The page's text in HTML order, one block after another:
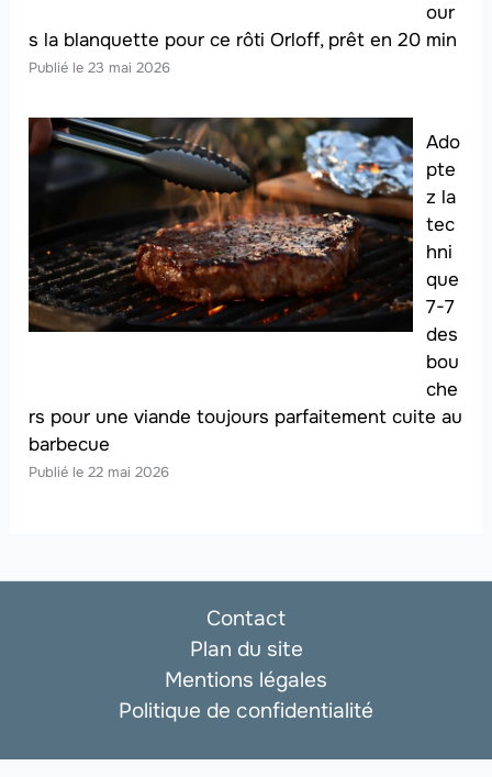
our
s la blanquette pour ce rôti Orloff, prêt en 20 min
23 mai 2026
Ado
pte
z la
tec
hni
que
7-7
des
bou
che
rs pour une viande toujours parfaitement cuite au
barbecue
22 mai 2026
Contact
Plan du site
Mentions légales
Politique de confidentialité